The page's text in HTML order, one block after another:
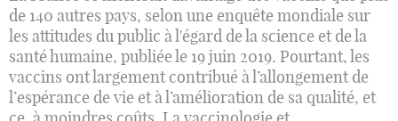
de 140 autres pays, selon une enquête mondiale sur
les attitudes du public à l'égard de la science et de la
santé humaine, publiée le 19 juin 2019. Pourtant, les
vaccins ont largement contribué à l’allongement de
l’espérance de vie et à l’amélioration de sa qualité, et